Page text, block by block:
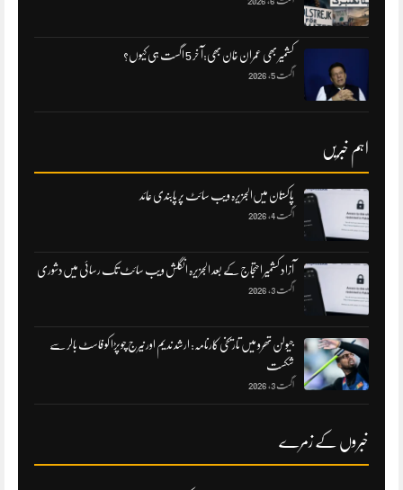
کشمیر بھی عمران خان بھی:آ خر 5 اگست ہی کیوں؟
اگست 5, 2026
اہم خبریں
پاکستان میں‌الجزیرہ ویب سائٹ پر پابندی عائد
اگست 4, 2026
آزاد کشمیر احتجاج کے بعد الجزیرہ انگلش ویب سائٹ تک رسائی میں‌دشوری
اگست 3, 2026
جیولن تھرو میں تاریخی کارنامہ: ارشد ندیم اور نیرج چوپڑا کو فاسٹ بالر سے
شکست
اگست 3, 2026
خبروں کے زمرے